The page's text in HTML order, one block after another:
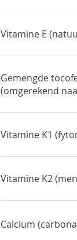
Vitamine E
Gemengde
(omgerekend
Vitamine K1
Vitamine K2
Calcium